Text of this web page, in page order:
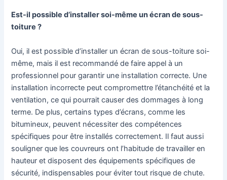
Est-il possible d’installer soi-même un écran de sous-
toiture ?
Oui, il est possible d’installer un écran de sous-toiture soi-
même, mais il est recommandé de faire appel à un
professionnel pour garantir une installation correcte. Une
installation incorrecte peut compromettre l’étanchéité et la
ventilation, ce qui pourrait causer des dommages à long
terme. De plus, certains types d’écrans, comme les
bitumineux, peuvent nécessiter des compétences
spécifiques pour être installés correctement. Il faut aussi
souligner que les couvreurs ont l’habitude de travailler en
hauteur et disposent des équipements spécifiques de
sécurité, indispensables pour éviter tout risque de chute.